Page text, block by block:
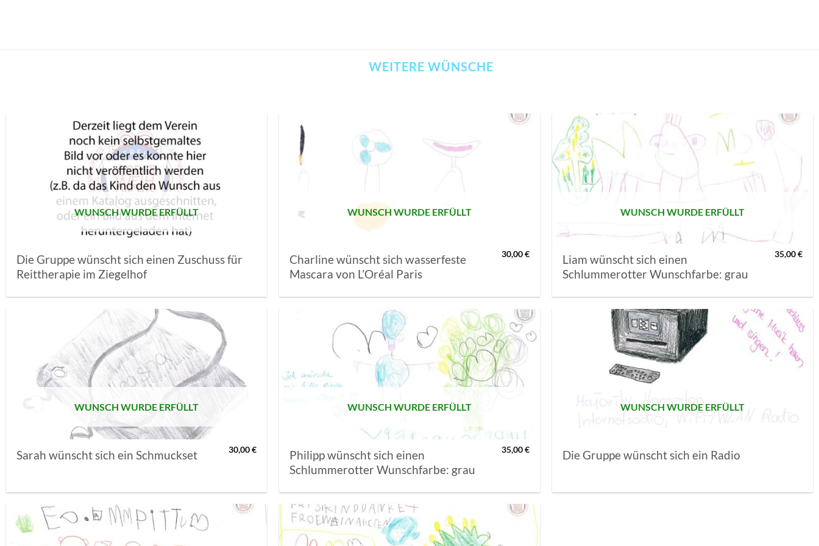
WEITERE WÜNSCHE
WUNSCH WURDE ERFÜLLT
Die Gruppe wünscht sich einen Zuschuss für
Reittherapie im Ziegelhof
WUNSCH WURDE ERFÜLLT
Charline wünscht sich wasserfeste
Mascara von L’Oréal Paris
30,00€
WUNSCH WURDE ERFÜLLT
Liam wünscht sich einen
Schlummerotter Wunschfarbe: grau
35,00€
AUF MEINE
MERKLISTE
SETZEN
WUNSCH WURDE ERFÜLLT
Sarah wünscht sich ein Schmuckset 30,00€
AUF MEINE
MERKLISTE
SETZEN
WUNSCH WURDE ERFÜLLT
Philipp wünscht sich einen
Schlummerotter Wunschfarbe: grau
35,00€
AUF MEINE
MERKLISTE
WUNSCH WURDE ERFÜLLT
Die Gruppe wünscht sich ein Radio
AUF MEINE